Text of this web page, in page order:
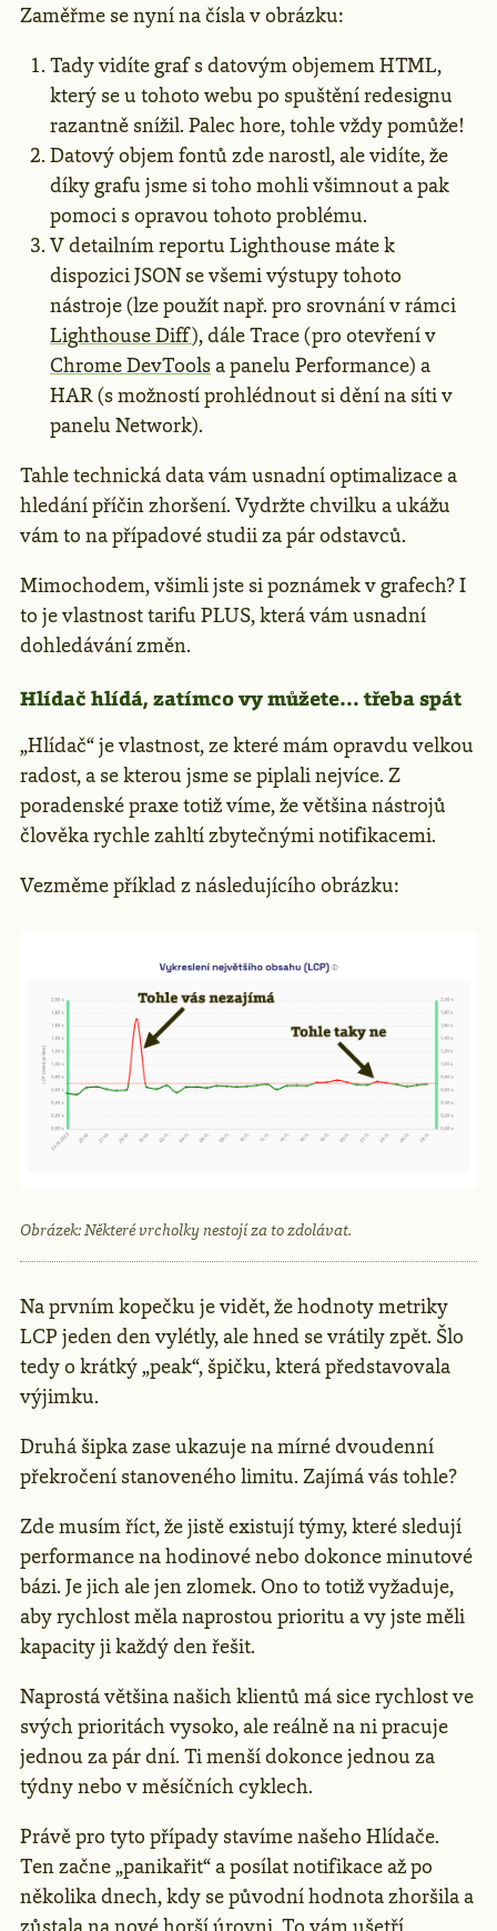
Zaměřme se nyní na čísla v obrázku:
Tady vidíte graf s datovým objemem HTML,
který se u tohoto webu po spuštění redesignu
razantně snížil. Palec hore, tohle vždy pomůže!
Datový objem fontů zde narostl, ale vidíte, že
díky grafu jsme si toho mohli všimnout a pak
pomoci s opravou tohoto problému.
V detailním reportu Lighthouse máte k
dispozici JSON se všemi výstupy tohoto
nástroje (lze použít např. pro srovnání v rámci
Lighthouse Diff), dále Trace (pro otevření v
Chrome DevToolsa panelu Performance) a
HAR (s možností prohlédnout si dění na síti v
panelu Network).
Tahle technická data vám usnadní optimalizace a
hledání příčin zhoršení. Vydržte chvilku a ukážu
vám to na případové studii za pár odstavců.
Mimochodem, všimli jste si poznámek v grafech? I
to je vlastnost tarifu PLUS, která vám usnadní
dohledávání změn.
Hlídač hlídá, zatímco vy můžete… třeba spát
„Hlídač“ je vlastnost, ze které mám opravdu velkou
radost, a se kterou jsme se piplali nejvíce. Z
poradenské praxe totiž víme, že většina nástrojů
člověka rychle zahltí zbytečnými notifikacemi.
Vezměme příklad z následujícího obrázku:
Obrázek: Některé vrcholky nestojí za to zdolávat.
Na prvním kopečku je vidět, že hodnoty metriky
LCP jeden den vylétly, ale hned se vrátily zpět. Šlo
tedy o krátký „peak“, špičku, která představovala
výjimku.
Druhá šipka zase ukazuje na mírné dvoudenní
překročení stanoveného limitu. Zajímá vás tohle?
Zde musím říct, že jistě existují týmy, které sledují
performance na hodinové nebo dokonce minutové
bázi. Je jich ale jen zlomek. Ono to totiž vyžaduje,
aby rychlost měla naprostou prioritu a vy jste měli
kapacity ji každý den řešit.
Naprostá většina našich klientů má sice rychlost ve
svých prioritách vysoko, ale reálně na ni pracuje
jednou za pár dní. Ti menší dokonce jednou za
týdny nebo v měsíčních cyklech.
Právě pro tyto případy stavíme našeho Hlídače.
Ten začne „panikařit“ a posílat notifikace až po
několika dnech, kdy se původní hodnota zhoršila a